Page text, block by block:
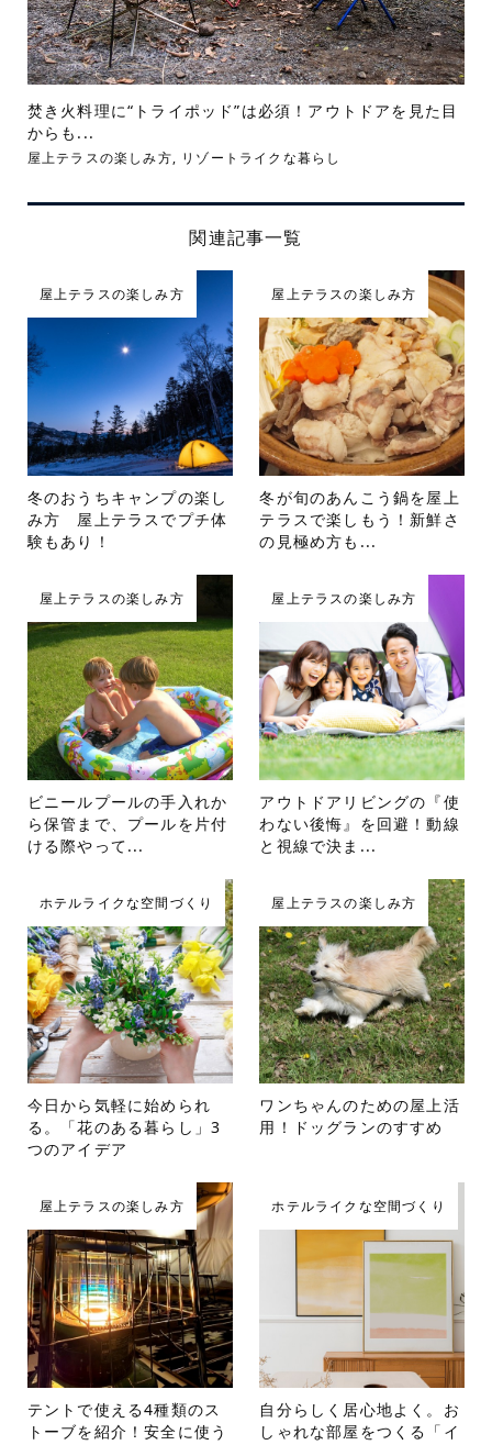
焚き火料理に“トライポッド”は必須！アウトドアを見た目
からも...
屋上テラスの楽しみ方, リゾートライクな暮らし
関連記事一覧
屋上テラスの楽しみ方
冬のおうちキャンプの楽し
み方 屋上テラスでプチ体
験もあり！
屋上テラスの楽しみ方
冬が旬のあんこう鍋を屋上
テラスで楽しもう！新鮮さ
の見極め方も...
屋上テラスの楽しみ方
ビニールプールの手入れか
ら保管まで、プールを片付
ける際やって...
屋上テラスの楽しみ方
アウトドアリビングの『使
わない後悔』を回避！動線
と視線で決ま...
ホテルライクな空間づくり
今日から気軽に始められ
る。「花のある暮らし」3
つのアイデア
屋上テラスの楽しみ方
ワンちゃんのための屋上活
用！ドッグランのすすめ
屋上テラスの楽しみ方
テントで使える4種類のス
トーブを紹介！安全に使う
ホテルライクな空間づくり
自分らしく居心地よく。お
しゃれな部屋をつくる「イ